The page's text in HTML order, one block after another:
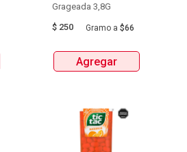
$ 250 Gramo a $66
Agregar